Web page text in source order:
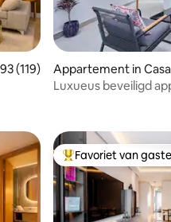
beoordeling van 4,93
(119)
Appartement in
Luxueus beveiligd
Topfavoriet van
Favoriet van